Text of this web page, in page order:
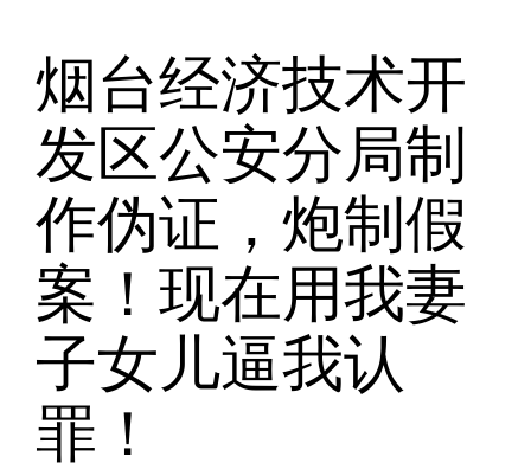
烟台经济技术开
发区公安分局制
作伪证，炮制假
案！现在用我妻
子女儿逼我认
罪！